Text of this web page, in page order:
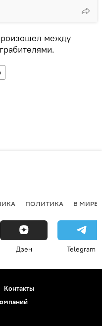
между
ПОЛИТИКА В МИРЕ
Дзен Telegram
Контакты